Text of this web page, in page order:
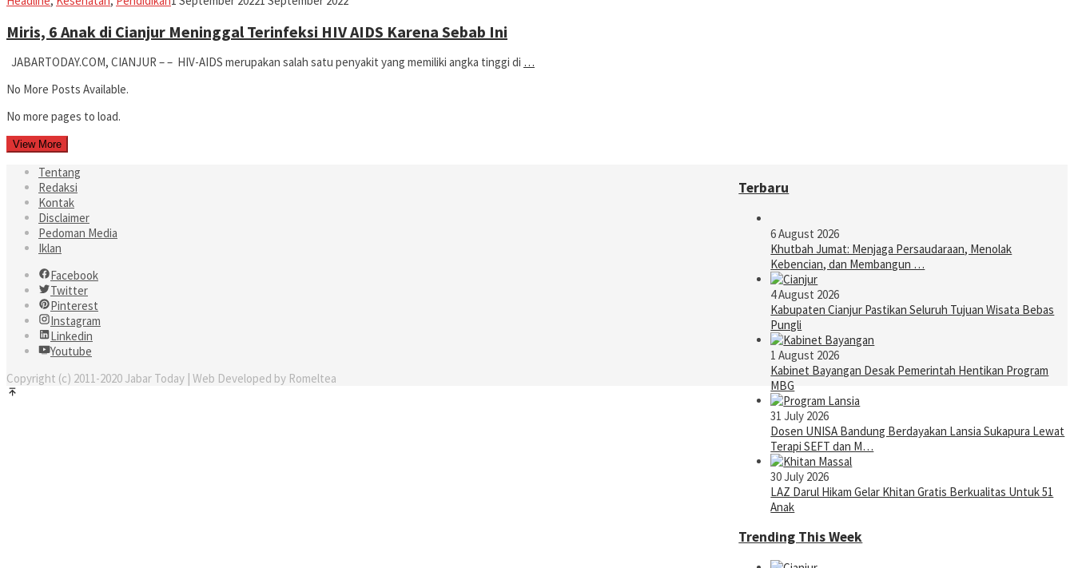
Miris, 6 Anak di Cianjur Meninggal Terinfeksi HIV AIDS Karena Sebab Ini
JABARTODAY.COM, CIANJUR – – HIV-AIDS merupakan salah satu penyakit yang memiliki angka tinggi di …
No More Posts Available.
No more pages to load.
View More
Terbaru
6 August 2026
Khutbah Jumat: Menjaga Persaudaraan, Menolak
Kebencian, dan Membangun …
4 August 2026
Kabupaten Cianjur Pastikan Seluruh Tujuan Wisata Bebas
Pungli
1 August 2026
Kabinet Bayangan Desak Pemerintah Hentikan Program
MBG
31 July 2026
Dosen UNISA Bandung Berdayakan Lansia Sukapura Lewat
Terapi SEFT dan M…
30 July 2026
LAZ Darul Hikam Gelar Khitan Gratis Berkualitas Untuk 51
Anak
Trending This Week
Tentang
Redaksi
Kontak
Disclaimer
Pedoman Media
Iklan
Facebook
Twitter
Pinterest
Instagram
Linkedin
Youtube
Copyright (c) 2011-2020 Jabar Today | Web Developed by Romeltea